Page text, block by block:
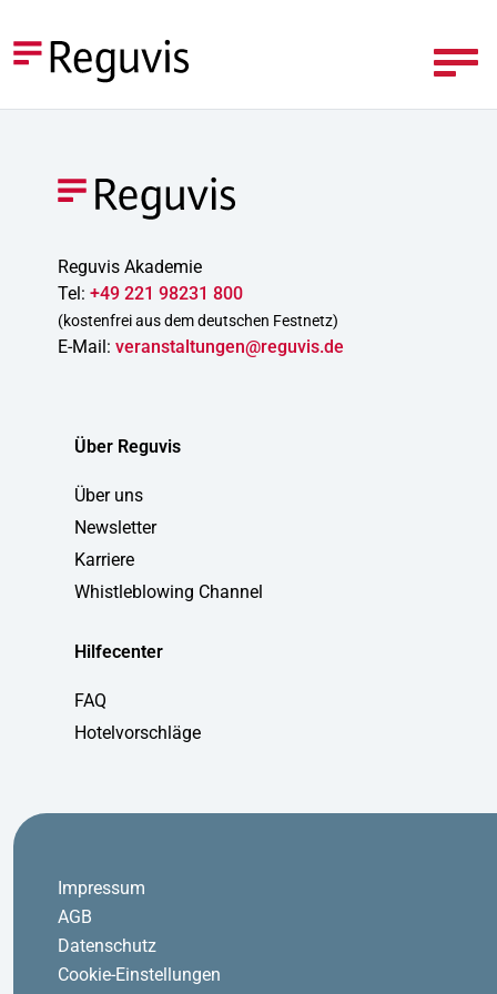
Reguvis Akademie
Tel: +49 221 98231 800
(kostenfrei aus dem deutschen Festnetz)
E-Mail: veranstaltungen@reguvis.de
Über Reguvis
Über uns
Newsletter
Karriere
Whistleblowing Channel
Hilfecenter
FAQ
Hotelvorschläge
Impressum
AGB
Datenschutz
Cookie-Einstellungen